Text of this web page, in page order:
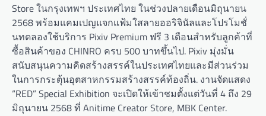
Store ในกรุงเทพฯ ประเทศไทย ในช่วงปลายเดือนมิถุนายน
2568 พร้อมแคมเปญแจกแฟ้มใสลายออริจินัลและโปรโมชั่
นทดลองใช้บริการ Pixiv Premium ฟรี 3 เดือนสำหรับลูกค้าที่
ซื้อสินค้าของ CHINRO ครบ 500 บาทขึ้นไป. Pixiv มุ่งมั่น
สนับสนุนความคิดสร้างสรรค์ในประเทศไทยและมีส่วนร่วม
ในการกระตุ้นอุตสาหกรรมสร้างสรรค์ท้องถิ่น. งานจัดแสดง
“RED” Special Exhibition จะเปิดให้เข้าชมตั้งแต่วันที่ 4 ถึง 29
มิถุนายน 2568 ที่ Anitime Creator Store, MBK Center.